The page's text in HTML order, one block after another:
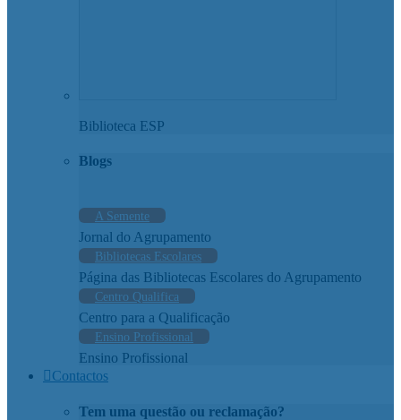
Biblioteca ESP
Blogs
A Semente
Jornal do Agrupamento
Bibliotecas Escolares
Página das Bibliotecas Escolares do Agrupamento
Centro Qualifica
Centro para a Qualificação
Ensino Profissional
Ensino Profissional
Contactos
Tem uma questão ou reclamação?